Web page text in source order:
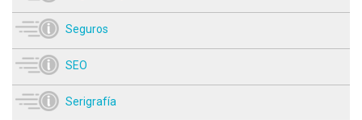
Seguros
SEO
Serigrafía